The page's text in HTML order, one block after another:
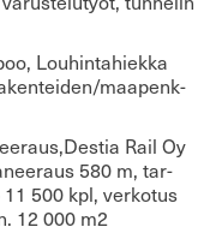
Lou­hin­ta­hiek­ka
maa­penk­
Rail Oy
580 m, tar­
500 kpl, ver­ko­tus
12 000 m2